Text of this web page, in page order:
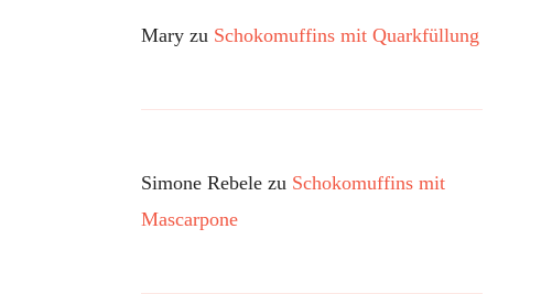
Mary zu Schokomuffins mit Quarkfüllung
Simone Rebele zu Schokomuffins mit
Mascarpone